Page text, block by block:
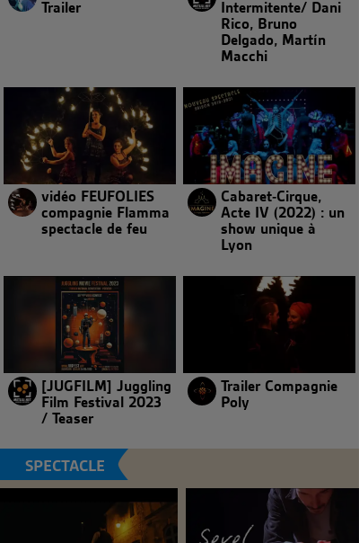
Trailer
Intermitente/ Dani
Rico, Bruno
Delgado, Martín
Macchi
vidéo FEUFOLIES
compagnie Flamma
spectacle de feu
Cabaret-Cirque,
Acte IV (2022) : un
show unique à
Lyon
[JUGFILM] Juggling
Film Festival 2023
/ Teaser
Trailer Compagnie
Poly
SPECTACLE